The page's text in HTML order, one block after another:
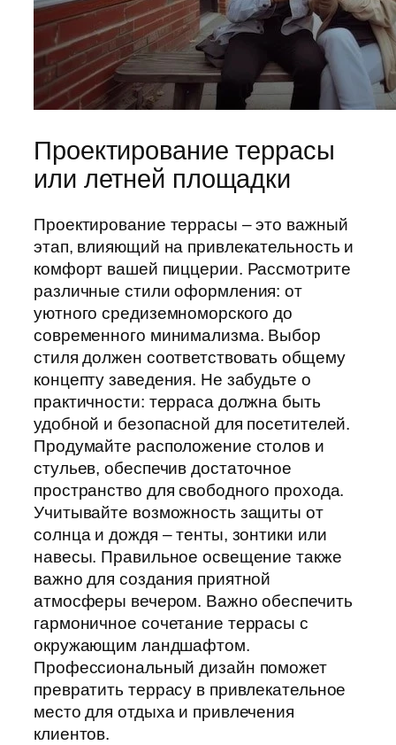
Проектирование террасы
или летней площадки
Проектирование террасы – это важный
этап, влияющий на привлекательность и
комфорт вашей пиццерии. Рассмотрите
различные стили оформления: от
уютного средиземноморского до
современного минимализма. Выбор
стиля должен соответствовать общему
концепту заведения. Не забудьте о
практичности: терраса должна быть
удобной и безопасной для посетителей.
Продумайте расположение столов и
стульев, обеспечив достаточное
пространство для свободного прохода.
Учитывайте возможность защиты от
солнца и дождя – тенты, зонтики или
навесы. Правильное освещение также
важно для создания приятной
атмосферы вечером. Важно обеспечить
гармоничное сочетание террасы с
окружающим ландшафтом.
Профессиональный дизайн поможет
превратить террасу в привлекательное
место для отдыха и привлечения
клиентов.